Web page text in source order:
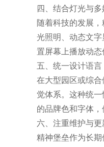
四、结合灯光与
随着科技的发展
光照明、动态文
置屏幕上播放动
五、统一设计语
在大型园区或综
觉体系。这种统
的品牌色和字体
六、注重维护与
精神堡垒作为长